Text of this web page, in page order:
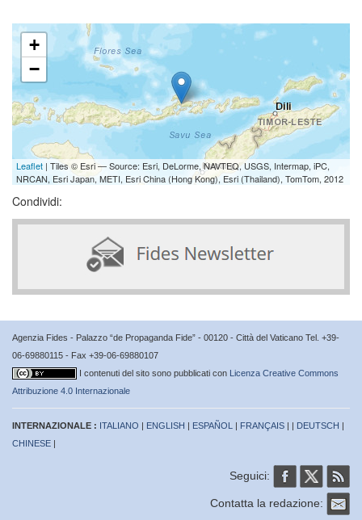
+
−
Leaflet | Tiles © Esri — Source: Esri, DeLorme, NAVTEQ, USGS, Intermap, iPC,
NRCAN, Esri Japan, METI, Esri China (Hong Kong), Esri (Thailand), TomTom, 2012
Condividi:
Agenzia Fides - Palazzo “de Propaganda Fide” - 00120 - Città del Vaticano Tel. +39-
06-69880115 - Fax +39-06-69880107
I contenuti del sito sono pubblicati con Licenza Creative Commons
Attribuzione 4.0 Internazionale
INTERNAZIONALE : ITALIANO | ENGLISH | ESPAÑOL | FRANÇAIS | | DEUTSCH |
CHINESE |
Seguici:
Contatta la redazione: